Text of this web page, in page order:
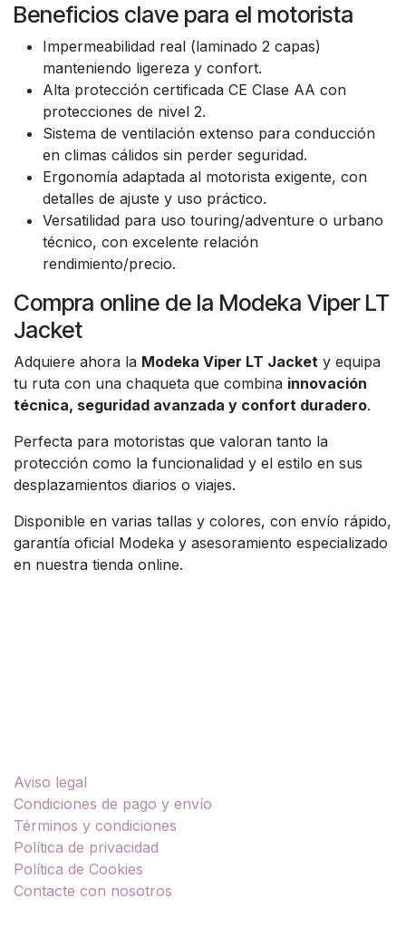
Beneficios clave para el motorista
Impermeabilidad real (laminado 2 capas)
manteniendo ligereza y confort.
Alta protección certificada CE Clase AA con
protecciones de nivel 2.
Sistema de ventilación extenso para conducción
en climas cálidos sin perder seguridad.
Ergonomía adaptada al motorista exigente, con
detalles de ajuste y uso práctico.
Versatilidad para uso touring/adventure o urbano
técnico, con excelente relación
rendimiento/precio.
Compra online de la Modeka Viper LT
Jacket
Adquiere ahora la Modeka Viper LT Jacket y equipa
tu ruta con una chaqueta que combina innovación
técnica, seguridad avanzada y confort duradero.
Perfecta para motoristas que valoran tanto la
protección como la funcionalidad y el estilo en sus
desplazamientos diarios o viajes.
Disponible en varias tallas y colores, con envío rápido,
garantía oficial Modeka y asesoramiento especializado
en nuestra tienda online.
Aviso legal
Condiciones de pago y envío
Términos y condiciones
Política de privacidad
Política de Cookies
Contacte con nosotros